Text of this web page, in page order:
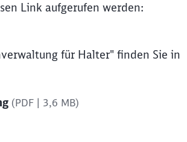
Link aufgerufen werden:
für Halter" finden Sie in
(PDF | 3,6 MB)
weitergeleitet werden?